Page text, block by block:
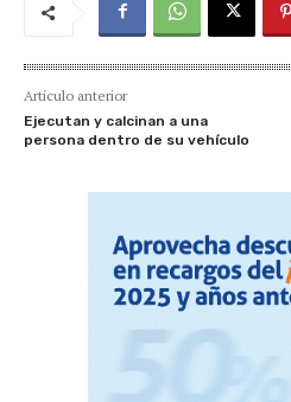
Artículo anterior
Ejecutan y calcinan a una
persona dentro de su vehículo